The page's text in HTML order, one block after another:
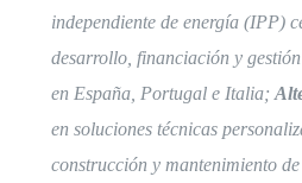
independiente de energía (IPP)
desarrollo, financiación y
en España, Portugal e Italia;
en soluciones técnicas
construcción y mantenimiento